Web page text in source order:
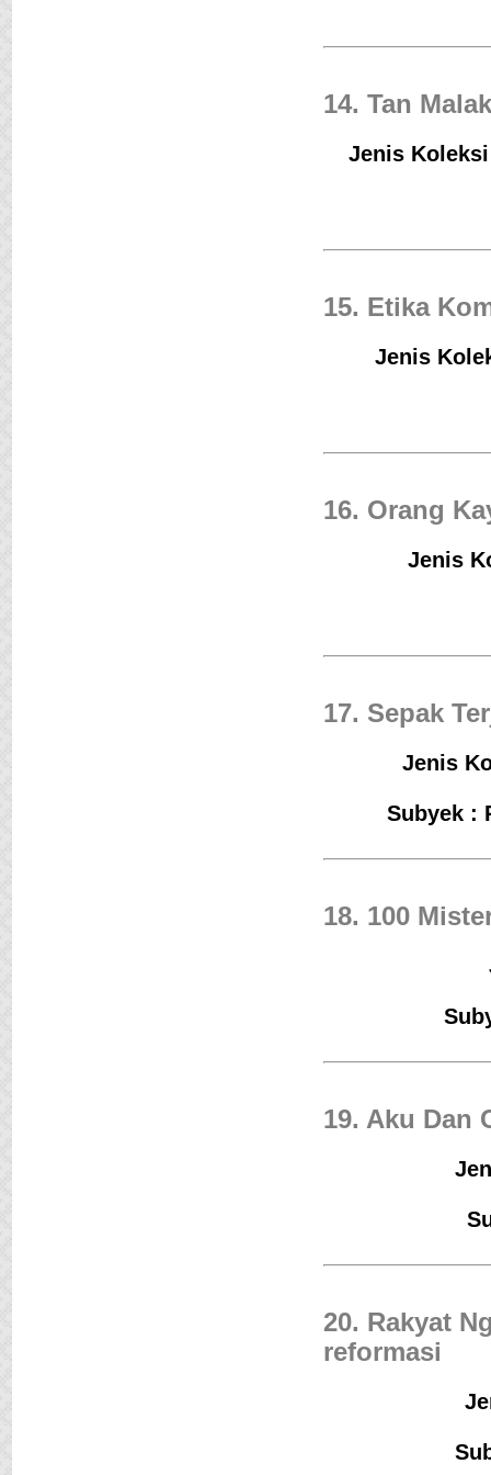
14. Tan
Jenis
15. Etika
Jenis
16. Orang
Jenis
17. Sepak
Jenis
Subyek :
18. 100
19. Aku Dan
20. Rakyat
reformasi